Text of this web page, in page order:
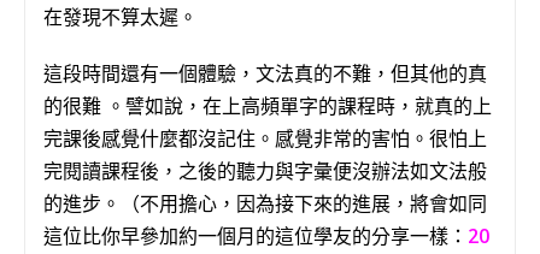
在發現不算太遲。
這段時間還有一個體驗，文法真的不難，但其他的真
的很難 。譬如說，在上高頻單字的課程時，就真的上
完課後感覺什麼都沒記住。感覺非常的害怕。很怕上
完閱讀課程後，之後的聽力與字彙便沒辦法如文法般
的進步。（不用擔心，因為接下來的進展，將會如同
這位比你早參加約一個月的這位學友的分享一樣： 20